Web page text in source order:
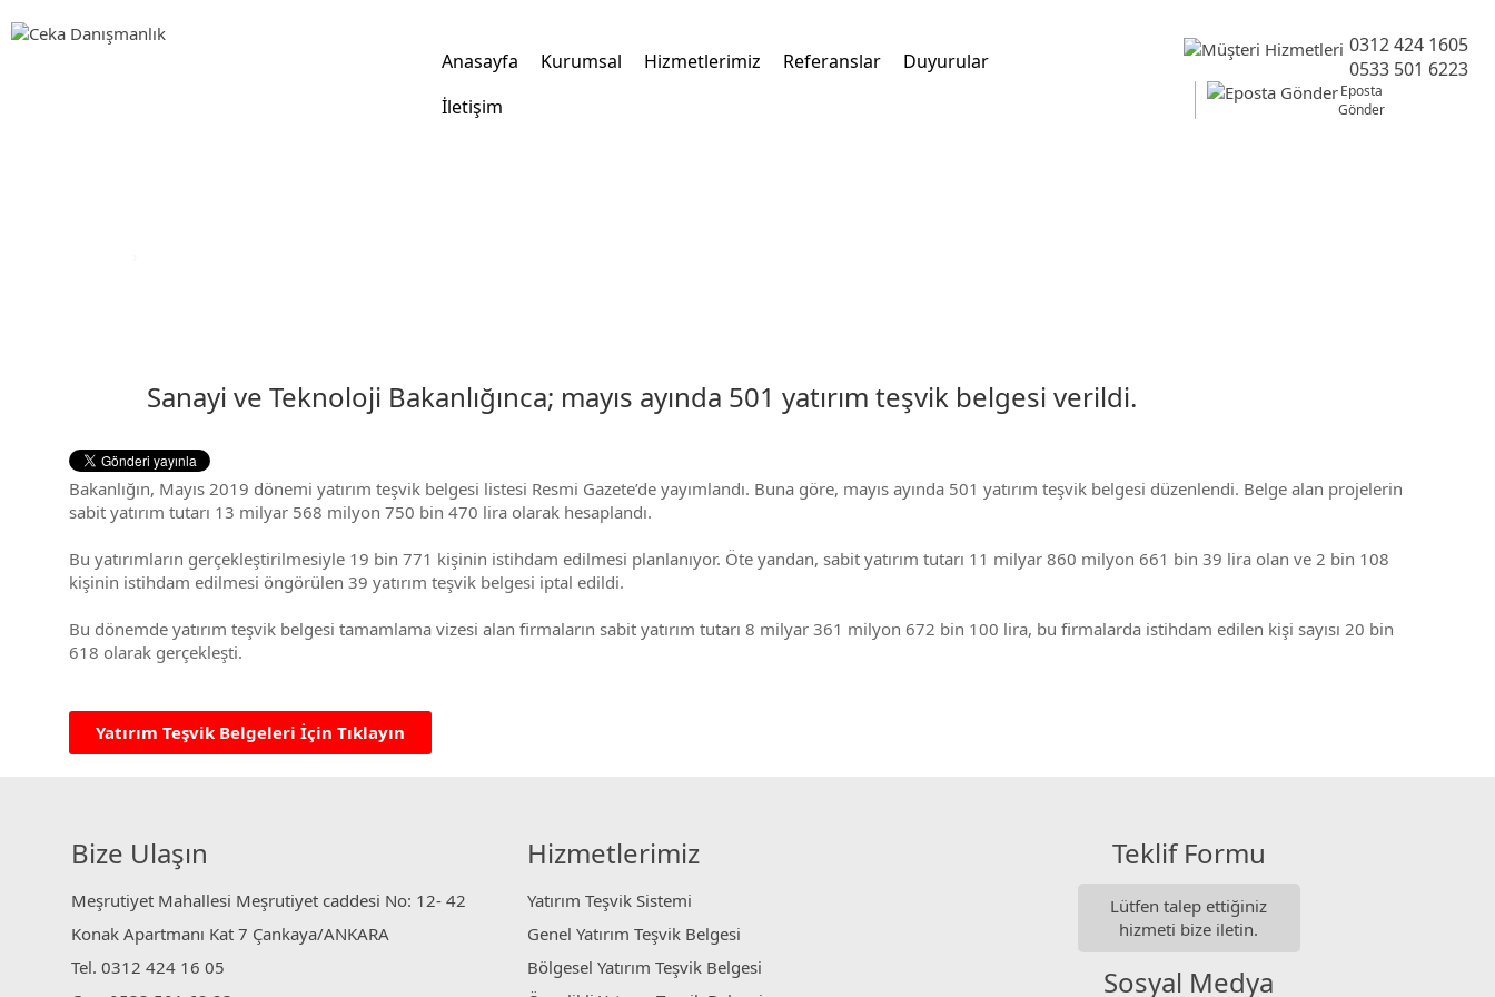
Anasayfa Kurumsal Hizmetlerimiz Referanslar
Duyurular
İletişim
0312 424 1605
0533 501 6223
Eposta
Gönder
Sanayi ve Teknoloji Bakanlığınca; mayıs ayında 501 yatırım teşvik belgesi verildi.
Bakanlığın, Mayıs 2019 dönemi yatırım teşvik belgesi listesi Resmi Gazete’de yayımlandı. Buna göre, mayıs ayında 501 yatırım teşvik belgesi düzenlendi. Belge alan projelerin
sabit yatırım tutarı 13 milyar 568 milyon 750 bin 470 lira olarak hesaplandı.
Bu yatırımların gerçekleştirilmesiyle 19 bin 771 kişinin istihdam edilmesi planlanıyor. Öte yandan, sabit yatırım tutarı 11 milyar 860 milyon 661 bin 39 lira olan ve 2 bin 108
kişinin istihdam edilmesi öngörülen 39 yatırım teşvik belgesi iptal edildi.
Bu dönemde yatırım teşvik belgesi tamamlama vizesi alan firmaların sabit yatırım tutarı 8 milyar 361 milyon 672 bin 100 lira, bu firmalarda istihdam edilen kişi sayısı 20 bin
618 olarak gerçekleşti.
Yatırım Teşvik Belgeleri İçin Tıklayın
Bize Ulaşın
Meşrutiyet Mahallesi Meşrutiyet caddesi No: 12- 42
Konak Apartmanı Kat 7 Çankaya/ANKARA
Tel. 0312 424 16 05
Hizmetlerimiz
Yatırım Teşvik Sistemi
Genel Yatırım Teşvik Belgesi
Bölgesel Yatırım Teşvik Belgesi
Teklif Formu
Lütfen talep ettiğiniz
hizmeti bize iletin.
Sosyal Medya